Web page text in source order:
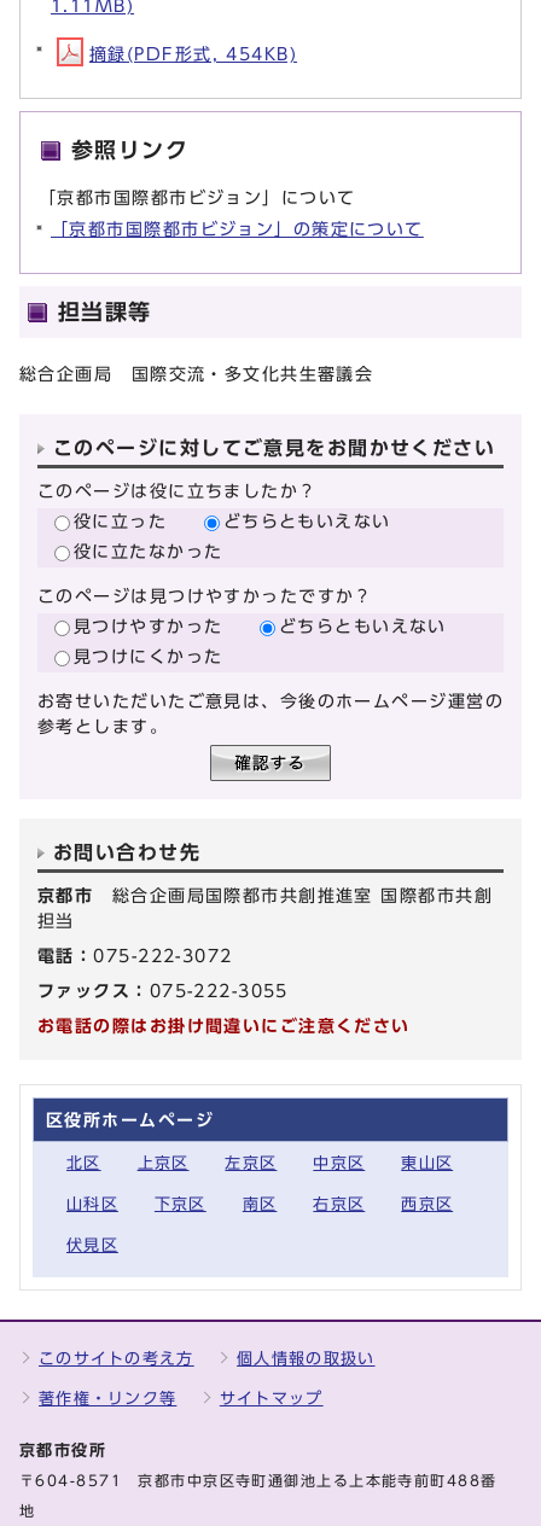
1.11MB)
摘録(PDF形式, 454KB)
参照リンク
「京都市国際都市ビジョン」について
「京都市国際都市ビジョン」の策定について
担当課等
総合企画局 国際交流・多文化共生審議会
このページに対してご意見をお聞かせください
このページは役に立ちましたか？
役に立った
どちらともいえない
役に立たなかった
このページは見つけやすかったですか？
見つけやすかった
どちらともいえない
見つけにくかった
お寄せいただいたご意見は、今後のホームページ運営の
参考とします。
お問い合わせ先
京都市 総合企画局国際都市共創推進室 国際都市共創
担当
電話：075-222-3072
ファックス： 075-222-3055
お電話の際はお掛け間違いにご注意ください
区役所ホームページ
北区 上京区 左京区 中京区 東山区
山科区 下京区 南区 右京区 西京区
伏見区
このサイトの考え方 個人情報の取扱い
著作権・リンク等 サイトマップ
京都市役所
〒604-8571 京都市中京区寺町通御池上る上本能寺前町488番
地